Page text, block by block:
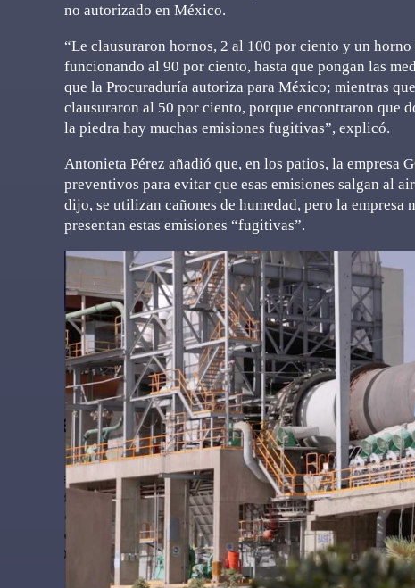
no autorizado en México.
“Le clausuraron hornos, 2 al 100 por ciento y un
funcionando al 90 por ciento, hasta que pongan las
que la Procuraduría autoriza para México; mientras
clausuraron al 50 por ciento, porque encontraron que
la piedra hay muchas emisiones fugitivas”, explicó.
Antonieta Pérez añadió que, en los patios, la empresa
preventivos para evitar que esas emisiones salgan al
dijo, se utilizan cañones de humedad, pero la empresa
presentan estas emisiones “fugitivas”.